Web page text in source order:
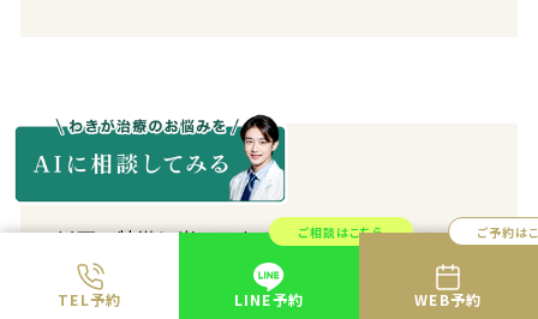
TEL予約
ご相談はこちら
LINE予約
ご予約は
WEB予約
向いている人
以下の特徴に当てはまる方は、クールスカルプテ
ィングが向いている可能性が高いです。